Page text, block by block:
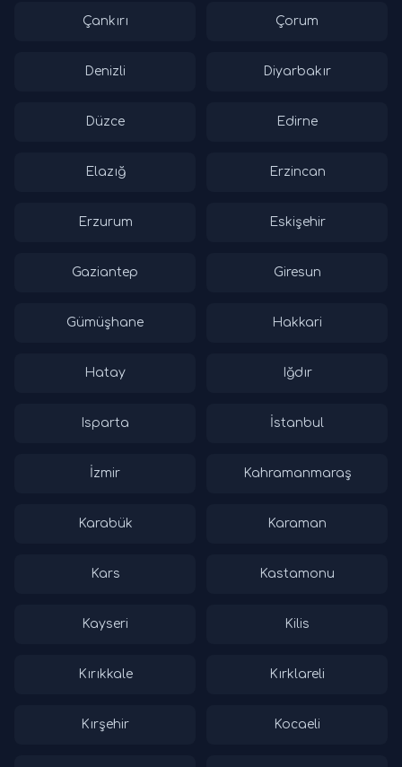
Çankırı Çorum
Denizli Diyarbakır
Düzce Edirne
Elazığ Erzincan
Erzurum Eskişehir
Gaziantep Giresun
Gümüşhane Hakkari
Hatay Iğdır
Isparta İstanbul
İzmir Kahramanmaraş
Karabük Karaman
Kars Kastamonu
Kayseri Kilis
Kırıkkale Kırklareli
Kırşehir Kocaeli